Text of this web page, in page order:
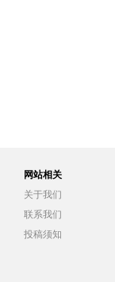
网站相关
关于我们
联系我们
投稿须知